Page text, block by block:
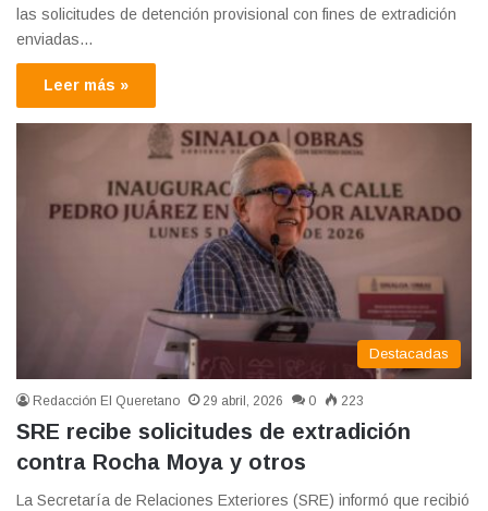
las solicitudes de detención provisional con fines de extradición
enviadas…
Leer más »
Destacadas
Redacción El Queretano 29 abril, 2026 0 223
SRE recibe solicitudes de extradición
contra Rocha Moya y otros
La Secretaría de Relaciones Exteriores (SRE) informó que recibió